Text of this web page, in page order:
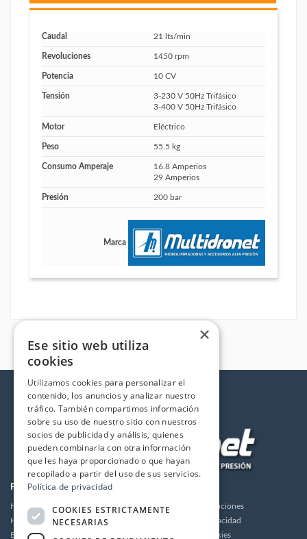
Caudal 21 lts/min
Revoluciones 1450 rpm
Potencia 10 CV
Tensión
3-230 V 50Hz Trifásico
3-400 V 50Hz Trifásico
Motor Eléctrico
Peso 55.5 kg
Consumo Amperaje
16.8 Amperios
29 Amperios
Presión 200 bar
Marca
PRODUCTOS
Hidrolimpiadoras
Humidificación
Bombas de alta presión
Envios y devoluciones
Política de privacidad
Política de cookies
×
Ese sitio web utiliza
cookies
Utilizamos cookies para personalizar el
contenido, los anuncios y analizar nuestro
tráfico. También compartimos información
sobre su uso de nuestro sitio con nuestros
socios de publicidad y análisis, quienes
pueden combinarla con otra información
que les haya proporcionado o que hayan
recopilado a partir del uso de sus servicios.
Política de privacidad
COOKIES ESTRICTAMENTE
NECESARIAS